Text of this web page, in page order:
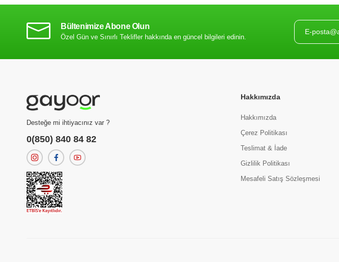
Bültenimize Abone Olun
Özel Gün ve Sınırlı Teklifler hakkında en güncel bilgileri edinin.
Desteğe mi ihtiyacınız var ?
0(850) 840 84 82
Hakkımızda
Hakkımızda
Çerez Politikası
Teslimat & İade
Gizlilik Politikası
Mesafeli Satış Sözleşmesi